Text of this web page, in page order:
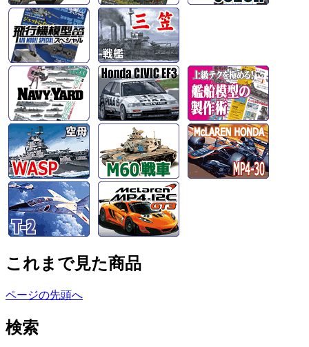
これまで見た商品
ページの先頭へ
検索